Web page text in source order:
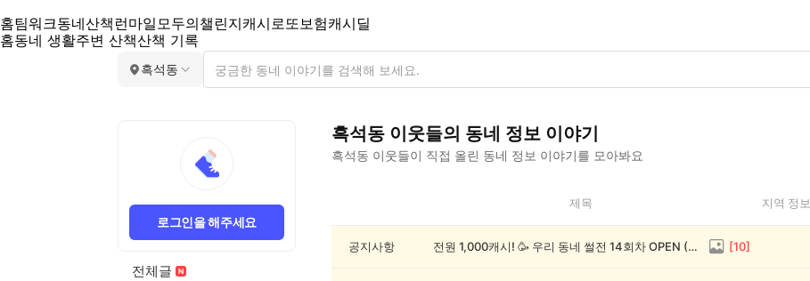
홈팀워크동네산책 런마일모두의챌린지캐시로또보험캐시딜
홈동네 생활주변 산책산책 기록
흑석동
로그인을 해주세요
전체글
흑석동 이웃들의 동네 정보 이야기
흑석동 이웃들이 직접 올린 동네 정보 이야기를 모아봐요
동
제목 지역 정보
공지사항 전원 1,000캐시! 🥳 우리 동네 썰전 14회차 OPEN (~8/17) [10]